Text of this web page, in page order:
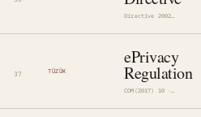
TÜZÜK
ePrivacy
Regulation